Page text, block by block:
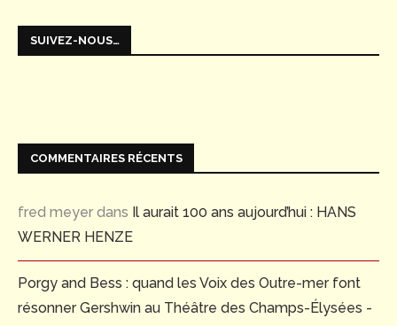
SUIVEZ-NOUS…
COMMENTAIRES RÉCENTS
fred meyer dans Il aurait 100 ans aujourd’hui : HANS
WERNER HENZE
Porgy and Bess : quand les Voix des Outre-mer font
résonner Gershwin au Théâtre des Champs-Élysées -